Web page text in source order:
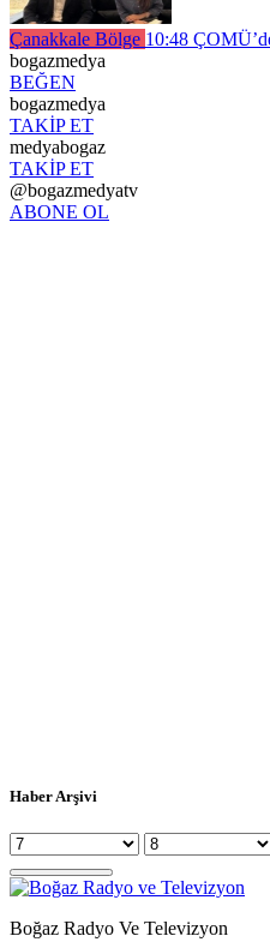
Çanakkale Bölge 10:48
bogazmedya
BEĞEN
bogazmedya
TAKİP ET
medyabogaz
TAKİP ET
@bogazmedyatv
ABONE OL
Haber Arşivi
Boğaz Radyo Ve Televizyon